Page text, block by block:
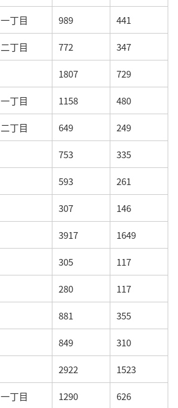
一丁目 989 441
二丁目 772 347
1807 729
一丁目 1158 480
二丁目 649 249
753 335
593 261
307 146
3917 1649
305 117
280 117
881 355
849 310
2922 1523
一丁目 1290 626